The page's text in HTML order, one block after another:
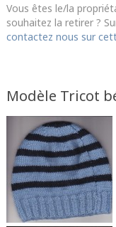
Vous êtes le/la
souhaitez la retirer ?
contactez nous sur
Modèle Tricot